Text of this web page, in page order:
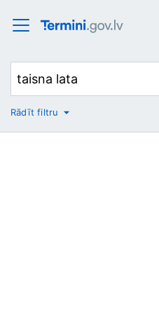
No
Rādīt filtru